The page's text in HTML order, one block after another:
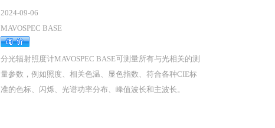
2024-09-06
MAVOSPEC BASE
分光辐射照度计MAVOSPEC BASE可测量所有与光相关的测
量参数，例如照度、相关色温、显色指数、符合各种CIE标
准的色标、闪烁、光谱功率分布、峰值波长和主波长。